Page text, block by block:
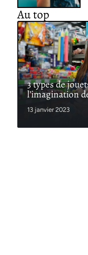
Au top
3 types de
l’imagination
13 janvier 2023